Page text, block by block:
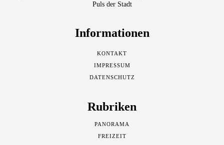
Puls der Stadt
Informationen
KONTAKT
IMPRESSUM
DATENSCHUTZ
Rubriken
PANORAMA
FREIZEIT